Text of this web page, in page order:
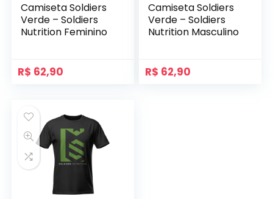
Camiseta Soldiers
Verde – Soldiers
Nutrition Feminino
R$ 62,90
Camiseta Soldiers
Verde – Soldiers
Nutrition Masculino
R$ 62,90